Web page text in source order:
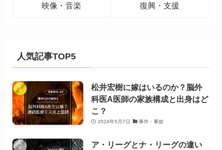
映像・音楽 復興・支援
人気記事TOP5
松井宏樹に嫁はいるのか？脳外
科医A医師の家族構成と出身はど
こ？
2024年5月7日 事件・事故
ア・リーグとナ・リーグの違い